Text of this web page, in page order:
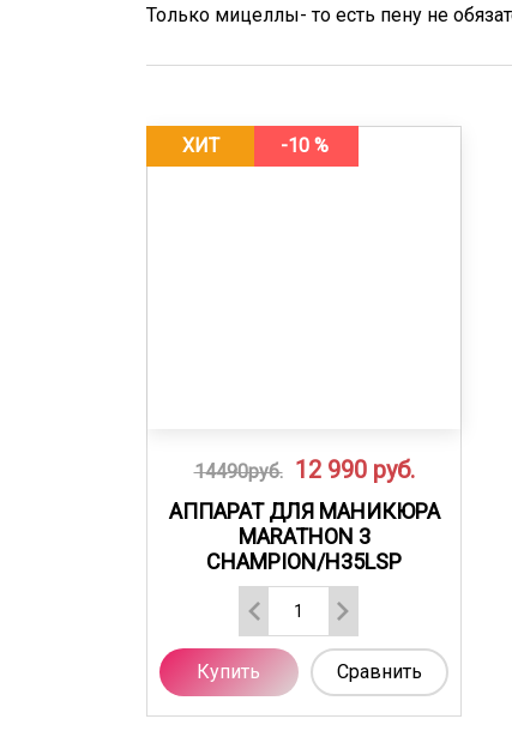
Только мицеллы- то есть пену не
-10 %
ХИТ
14490руб. 12 990 руб.
АППАРАТ ДЛЯ МАНИКЮРА
MARATHON 3
CHAMPION/H35LSP
Купить Сравнить